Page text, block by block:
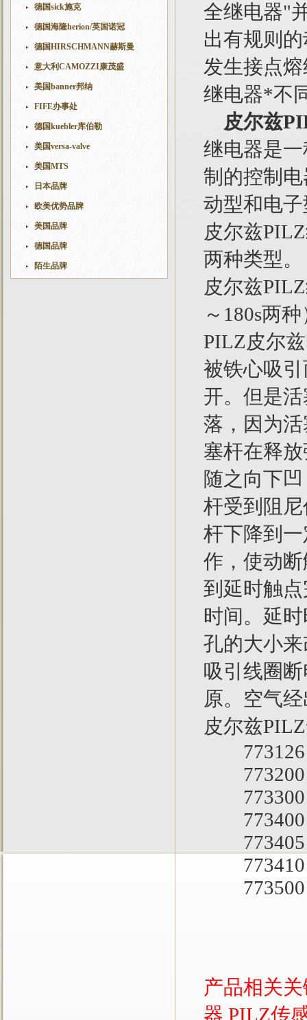
德国sick施克
德国海隆herion/英国诺冠
德国HIRSCHMANN赫斯曼
意大利CAMOZZI康茂盛
美国banner邦纳
FIFE办事处
德国kuebler库伯勒
美国versa-valve
美国MTS
日本品牌
欧美优势品牌
美国品牌
德国品牌
陌生品牌
全继电器"
出有规则
发生接点
继电器*不
皮尔兹
继电器是
制的控制
动型和电
皮尔兹
两种类型。
皮尔兹
～180s两
PILZ皮尔
被铁心吸
开。但是
落，因为
塞杆在释
随之向下
杆受到阻
杆下降到
作，使动
到延时触
时间。延
孔的大小
吸引线圈
原。空气
皮尔兹
773126
773200
773300
773400
773405
773410
773500
产品相关
器 PILZ传